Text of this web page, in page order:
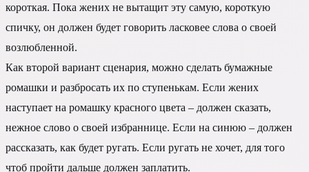
короткая. Пока жених не вытащит эту самую, короткую
спичку, он должен будет говорить ласковее слова о своей
возлюбленной.
Как второй вариант сценария, можно сделать бумажные
ромашки и разбросать их по ступенькам. Если жених
наступает на ромашку красного цвета – должен сказать,
нежное слово о своей избраннице. Если на синюю – должен
рассказать, как будет ругать. Если ругать не хочет, для того
чтоб пройти дальше должен заплатить.